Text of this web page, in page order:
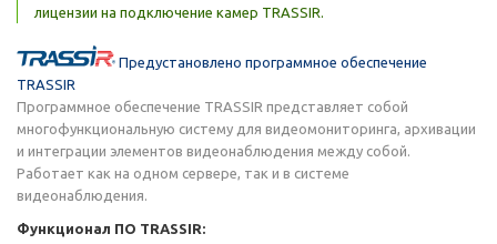
лицензии на подключение камер TRASSIR.
Предустановлено программное обеспечение
TRASSIR
Программное обеспечение TRASSIR представляет собой
многофункциональную систему для видеомониторинга, архивации
и интеграции элементов видеонаблюдения между собой.
Работает как на одном сервере, так и в системе
видеонаблюдения.
Функционал ПО TRASSIR: